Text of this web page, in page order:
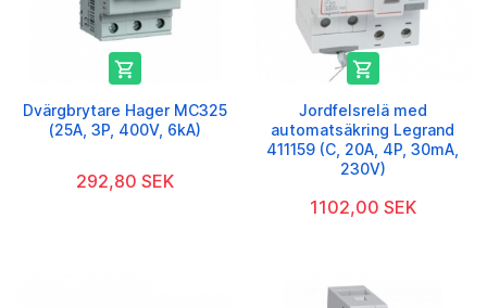

Dvärgbrytare Hager MC325
(25A, 3P, 400V, 6kA)
292,80 SEK

Jordfelsrelä med
automatsäkring Legrand
411159 (C, 20A, 4P, 30mA,
230V)
1102,00 SEK